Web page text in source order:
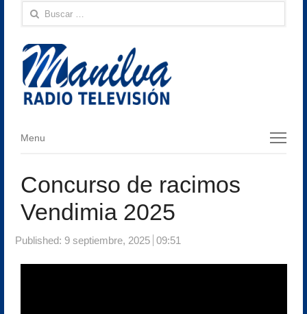
Buscar:
Menu
Menu
Concurso de racimos
Vendimia 2025
Published: 9 septiembre, 2025 09:51